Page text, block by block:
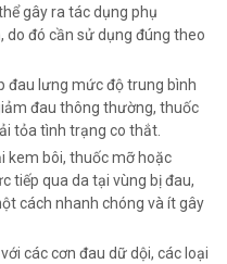
gây ra tác dụng phụ
đó cần sử dụng đúng theo
đau lưng mức độ trung bình
đau thông thường, thuốc
tỏa tình trạng co thắt.
kem bôi, thuốc mỡ hoặc
tiếp qua da tại vùng bị đau,
cách nhanh chóng và ít gây
các cơn đau dữ dội, các loại